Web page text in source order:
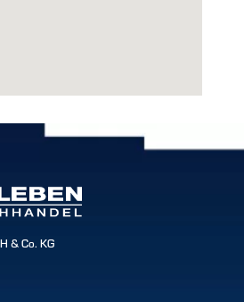
& Co. KG